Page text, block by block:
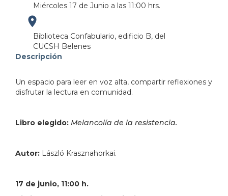
Miércoles 17 de Junio a las 11:00 hrs.
Biblioteca Confabulario, edificio B, del
CUCSH Belenes
Descripción
Un espacio para leer en voz alta, compartir reflexiones y
disfrutar la lectura en comunidad.
Libro elegido: Melancolía de la resistencia.
Autor: László Krasznahorkai.
17 de junio, 11:00 h.